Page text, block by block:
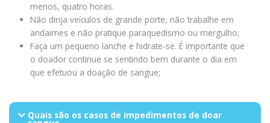
menos, quatro horas.
Não dirija veículos de grande porte, não trabalhe em
andaimes e não pratique paraquedismo ou mergulho;
Faça um pequeno lanche e hidrate-se. É importante que
o doador continue se sentindo bem durante o dia em
que efetuou a doação de sangue;
Quais são os casos de impedimentos de doar